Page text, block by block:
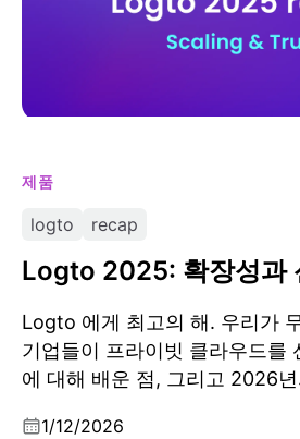
제품
logto recap
Logto 2025: 확장성과
Logto 에게 최고의 해. 우리가
기업들이 프라이빗 클라우드를
에 대해 배운 점, 그리고 2026
1/12/2026